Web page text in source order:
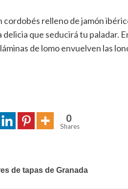
cordobés relleno de jamón
delicia que seducirá tu
de lomo envuelven las
0
Shares
de tapas de Granada